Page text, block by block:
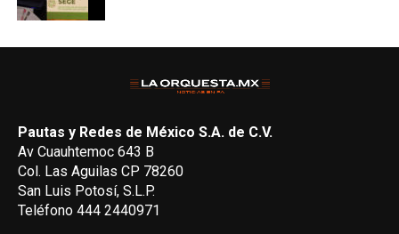
Pautas y Redes de México S.A. de C.V.
Av Cuauhtemoc 643 B
Col. Las Aguilas CP 78260
San Luis Potosí, S.L.P.
Teléfono 444 2440971